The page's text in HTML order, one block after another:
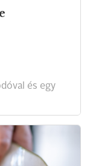
és egy